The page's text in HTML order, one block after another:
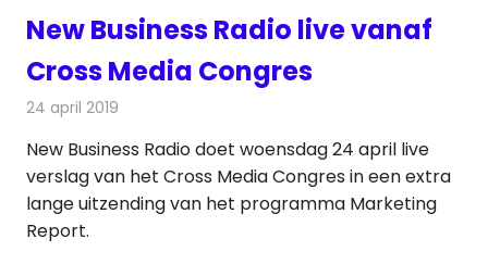
New Business Radio live vanaf
Cross Media Congres
24 april 2019
New Business Radio doet woensdag 24 april live
verslag van het Cross Media Congres in een extra
lange uitzending van het programma Marketing
Report.